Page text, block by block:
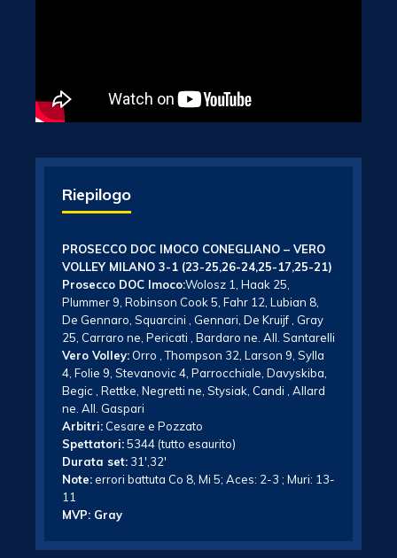
Riepilogo
PROSECCO DOC IMOCO CONEGLIANO – VERO
VOLLEY MILANO 3-1 (23-25,26-24,25-17,25-21)
Prosecco DOC Imoco:Wolosz 1, Haak 25,
Plummer 9, Robinson Cook 5, Fahr 12, Lubian 8,
De Gennaro, Squarcini , Gennari, De Kruijf , Gray
25, Carraro ne, Pericati , Bardaro ne. All. Santarelli
Vero Volley: Orro , Thompson 32, Larson 9, Sylla
4, Folie 9, Stevanovic 4, Parrocchiale, Davyskiba,
Begic , Rettke, Negretti ne, Stysiak, Candi , Allard
ne. All. Gaspari
Arbitri: Cesare e Pozzato
Spettatori:5344 (tutto esaurito)
Durata set: 31′,32′
Note:errori battuta Co 8, Mi 5; Aces: 2-3 ; Muri: 13-
11
MVP: Gray